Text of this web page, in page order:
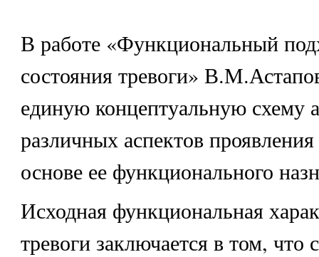
В работе «Функциональный
состояния тревоги»
единую концептуальную схему
различных аспектов
основе ее функционального
Исходная функциональная
тревоги заключается в том, что